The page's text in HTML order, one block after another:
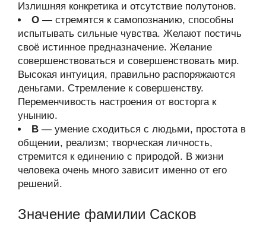
Излишняя конкретика и отсутствие полутонов.
О — стремятся к самопознанию, способны
испытывать сильные чувства. Желают постичь
своё истинное предназначение. Желание
совершенствоваться и совершенствовать мир.
Высокая интуиция, правильно распоряжаются
деньгами. Стремление к совершенству.
Переменчивость настроения от восторга к
унынию.
В — умение сходиться с людьми, простота в
общении, реализм; творческая личность,
стремится к единению с природой. В жизни
человека очень много зависит именно от его
решений.
Значение фамилии Сасков